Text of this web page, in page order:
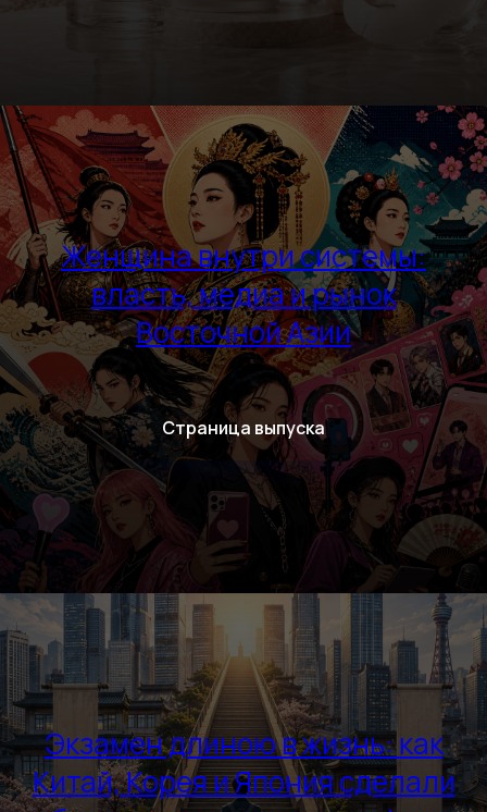
Женщина внутри системы:
власть, медиа и рынок
Восточной Азии
Страница выпуска
Экзамен длиною в жизнь: как
Китай, Корея и Япония сделали